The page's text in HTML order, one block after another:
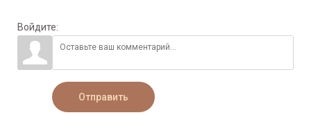
Войдите:
Отправить